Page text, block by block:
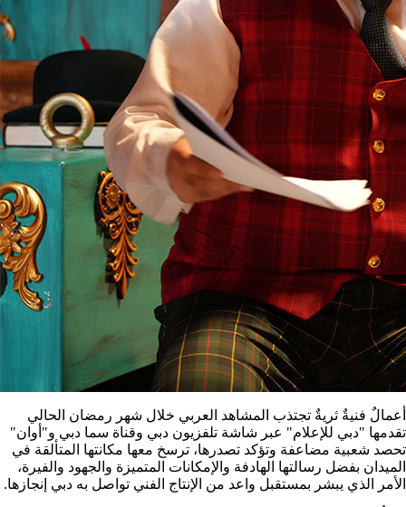
أعمالٌ فنيةٌ ثريةٌ تجتذب المشاهد العربي خلال شهر رمضان الحالي
تقدمها "دبي للإعلام" عبر شاشة تلفزيون دبي وقناة سما دبي و"أوان"
تحصد شعبية مضاعفة وتؤكد تصدرها، ترسخ معها مكانتها المتألقة في
الميدان بفضل رسالتها الهادفة والإمكانات المتميزة والجهود والفيرة،
الأمر الذي يبشر بمستقبل واعد من الإنتاج الفني تواصل به دبي إنجازها.